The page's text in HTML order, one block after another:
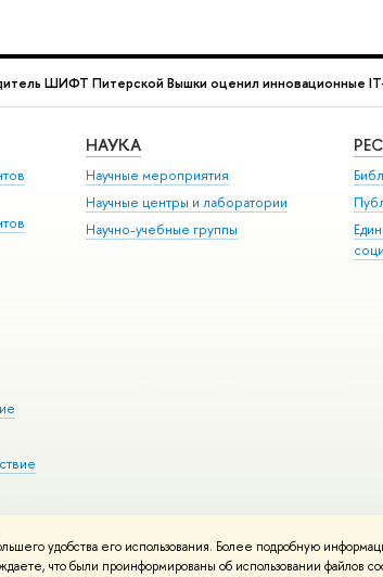
удобства его использования. Более подробную
что были проинформированы об использовании
ШИФТ Питерской Вышки оценил инновационные
НАУКА
Научные мероприятия
Научные центры и лаборатории
Научно-учебные группы
Политика конфиденциальности Карта сайта